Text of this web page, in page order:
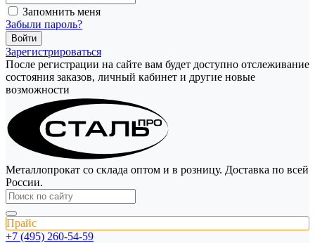
Запомнить меня
Забыли пароль?
Зарегистрироваться
После регистрации на сайте вам будет доступно отслеживание
состояния заказов, личный кабинет и другие новые
возможности
Металлопрокат со склада оптом и в розницу. Доставка по всей
России.
Прайс
+7 (495) 260-54-59